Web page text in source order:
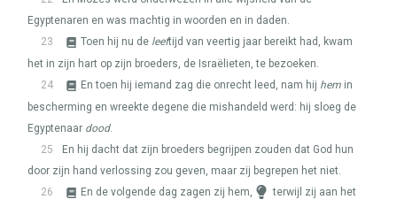
Egyptenaren en was machtig in woorden en in daden.
23
Toen hij nu de leeftijd van veertig jaar bereikt had, kwam
het in zijn hart op zijn broeders, de Israëlieten, te bezoeken.
24
En toen hij iemand zag die onrecht leed, nam hij hem in
bescherming en wreekte degene die mishandeld werd: hij sloeg de
Egyptenaar dood.
25
En hij dacht dat zijn broeders begrijpen zouden dat God hun
door zijn hand verlossing zou geven, maar zij begrepen het niet.
26
En de volgende dag zagen zij hem,
terwijl zij aan het